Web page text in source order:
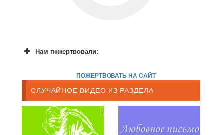
Нам пожертвовали:
ПОЖЕРТВОВАТЬ НА САЙТ
СЛУЧАЙНОЕ ВИДЕО ИЗ РАЗДЕЛА